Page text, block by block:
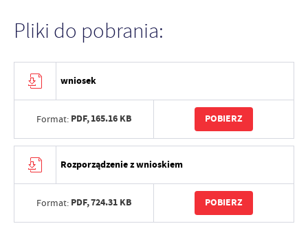
Pliki do pobrania:
wniosek
Format: PDF,165.16 KB POBIERZ
Rozporządzenie z wnioskiem
Format: PDF,724.31 KB POBIERZ